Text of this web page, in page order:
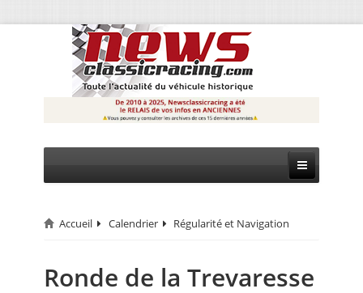
CIRCUIT
RALLYE
Accueil Calendrier Régularité et Navigation
Ronde de la Trevaresse